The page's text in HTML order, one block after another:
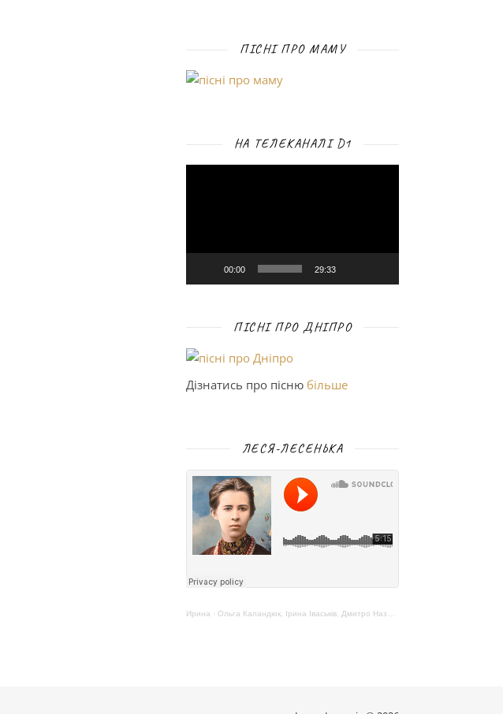
ПІСНІ ПРО МАМУ
НА ТЕЛЕКАНАЛІ D1
00:00 29:33
ПІСНІ ПРО ДНІПРО
Дізнатись про пісню більше
ЛЕСЯ-ЛЕСЕНЬКА
Ирина · Ольга Каландюк, Ірина Іваськів, Дмитро Назаренко – Леся-Лесенька